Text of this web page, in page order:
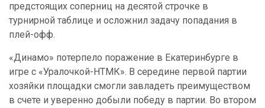
предстоящих соперниц на десятой строчке в
турнирной таблице и осложнил задачу попадания в
плей-офф.
«Динамо» потерпело поражение в Екатеринбурге в
игре с «Уралочкой-НТМК». В середине первой партии
хозяйки площадки смогли завладеть преимуществом
в счете и уверенно добыли победу в партии. Во втором